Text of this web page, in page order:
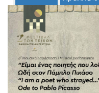
ΜΑΣ
ΔΗΜΟΣ
ΠΟΛΙΤΙΣΜΟΣ